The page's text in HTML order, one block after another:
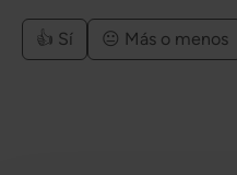
👍 Sí 😐 Más o menos